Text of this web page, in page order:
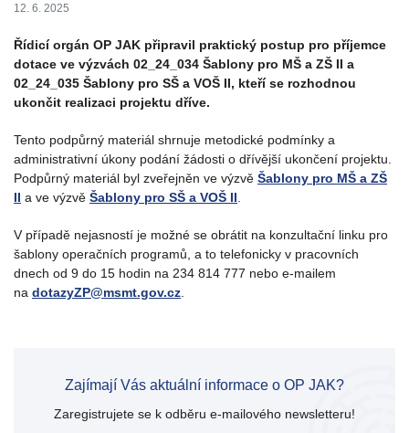
12. 6. 2025
Řídicí orgán OP JAK připravil praktický postup pro příjemce
dotace ve výzvách 02_24_034 Šablony pro MŠ a ZŠ II a
02_24_035 Šablony pro SŠ a VOŠ II, kteří se rozhodnou
ukončit realizaci projektu dříve.
Tento podpůrný materiál shrnuje metodické podmínky a
administrativní úkony podání žádosti o dřívější ukončení projektu.
Podpůrný materiál byl zveřejněn ve výzvě Šablony pro MŠ a ZŠ
II a ve výzvě Šablony pro SŠ a VOŠ II
V případě nejasností je možné se obrátit na konzultační linku pro
šablony operačních programů, a to telefonicky v pracovních
dnech od 9 do 15 hodin na 234 814 777 nebo e-mailem
na dotazyZP@msmt.gov.cz
Zajímají Vás aktuální informace o OP JAK?
Zaregistrujete se k odběru e-mailového newsletteru!